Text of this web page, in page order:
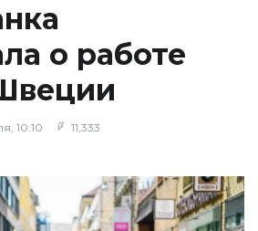
о работе
10:10 11,333